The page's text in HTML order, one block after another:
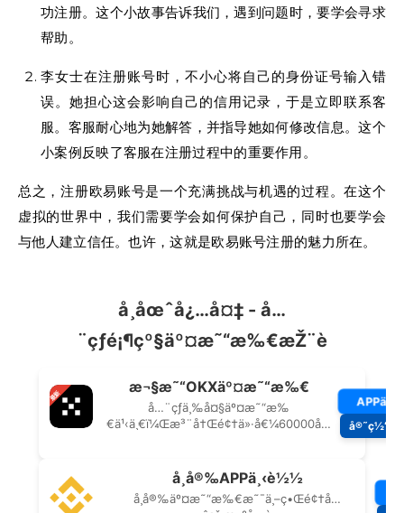
功注册。这个小故事告诉我们，遇到问题时，要学会寻求
帮助。
李女士在注册账号时，不小心将自己的身份证号输入错
误。她担心这会影响自己的信用记录，于是立即联系客
服。客服耐心地为她解答，并指导她如何修改信息。这个
小案例反映了客服在注册过程中的重要作用。
总之，注册欧易账号是一个充满挑战与机遇的过程。在这个
虚拟的世界中，我们需要学会如何保护自己，同时也要学会
与他人建立信任。也许，这就是欧易账号注册的魅力所在。